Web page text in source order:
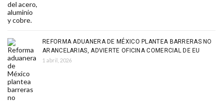
REFORMA ADUANERA DE MÉXICO PLANTEA BARRERAS NO
ARANCELARIAS, ADVIERTE OFICINA COMERCIAL DE EU
1 abril, 2026